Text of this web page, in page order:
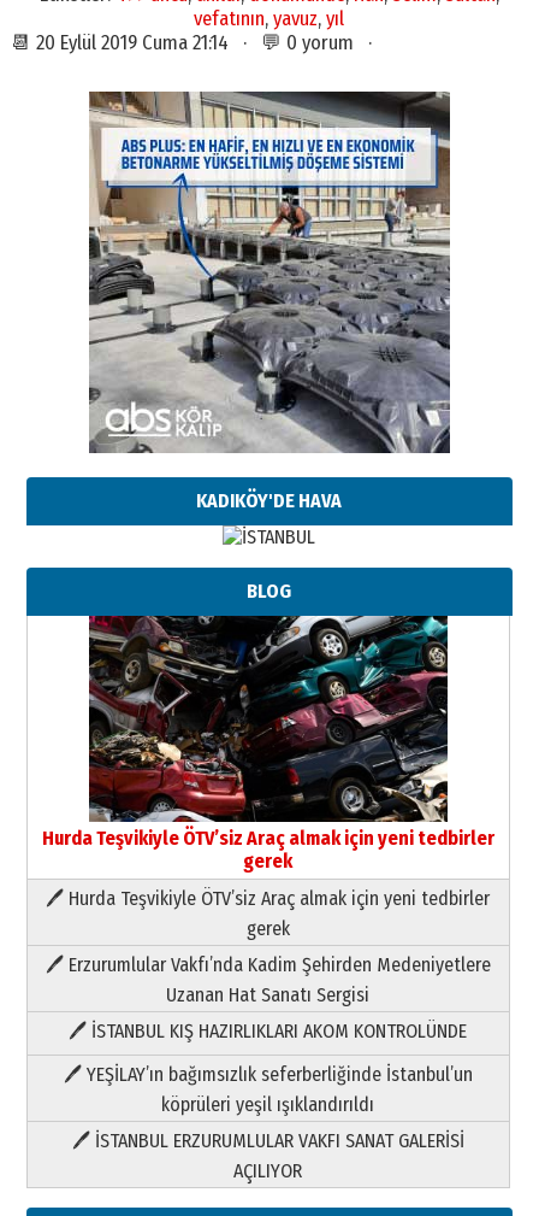
vefatının,yavuz,yıl
📆 20 Eylül 2019 Cuma 21:14 · 💬 0 yorum ·
KADIKÖY'DE HAVA
BLOG
Hurda Teşvikiyle ÖTV’siz Araç almak için yeni tedbirler
gerek
🖊 Hurda Teşvikiyle ÖTV’siz Araç almak için yeni tedbirler
gerek
🖊 Erzurumlular Vakfı’nda Kadim Şehirden Medeniyetlere
Uzanan Hat Sanatı Sergisi
🖊 İSTANBUL KIŞ HAZIRLIKLARI AKOM KONTROLÜNDE
🖊 YEŞİLAY’ın bağımsızlık seferberliğinde İstanbul’un
köprüleri yeşil ışıklandırıldı
🖊 İSTANBUL ERZURUMLULAR VAKFI SANAT GALERİSİ
AÇILIYOR
Paranın Aile Kültüründeki Yeri
03 Ağustos 2026 Pazartesi
Yıldırım Gündoğdu
HAVVA’NIN ÜÇ KIZI
09 Temmuz 2026 Perşembe
Yusuf POLAT
Şampiyonluk Sebahattin Şirin’e
yazar